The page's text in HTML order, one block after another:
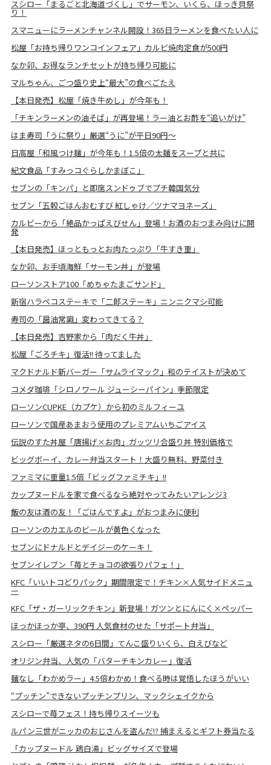
スシロー「まるごと北海道づくし」でサーモン、いくら、ほっき貝祭
り！
スマニューにラーメンチャンネル開設！365日ラーメンを食べたい人に
松屋「お持ち帰りワンコインフェア」カルビ焼肉定食が500円
なか卯、お得なランチセットが持ち帰り可能に
マルちゃん、ごつ盛り史上“最大”の食べごたえ
【本日発売】松屋「焼き牛めし」が今年も！
「チキンラーメンの油そば」が再登場！ラー油とお酢を“追いがけ”
はま寿司「うに祭り」厳選“うに”が平日90円～
日高屋「和風つけ麺」が今年も！1.5倍の太麺をスープと共に
紀文食品「すみっコぐらしかまぼこ」
セブンの「キンパ」と即席スンドゥブでプチ韓国気分
セブン「五穀ごはんおむすび 紅しゃけ／ツナマヨネーズ」
カルビーから「絶品かっぱえびせん」登場！お酒のおつまみ向けに開
発
【本日発売】ほっともっとお肉たっぷり「牛すき重」
なか卯、お手頃海鮮「サーモン丼」が登場
ローソンストア100「めちゃたまごサンド」
新宿ハラペコステーキで「二郎ステーキ」ニンニクマシ可能
寿司の「醤油常識」変わってきてる？
【本日発売】吉野家から「肉だく牛丼」
松屋「ごろチキ」復活!! 待ってました
マクドナルド新バーガー「サムライマック」和のテイストが決めて
コメダ珈琲「シロノワール ジューシーパイン」季節限定
ローソンCUPKE（カプケ）から初のミルフィーユ
ローソンで国産あまおう使用のプレミアムいちごアイス
伝説のすた丼屋「唐揚げ×お肉」ガッツリ合盛り丼 特別価格で
ビッグボーイ、カレー弁当スタート！大盛り無料、野菜付き
ファミマに重量1.5倍「ビッグファミチキ」!!
カップヌードルを家で食べるなら絶対やってみたいアレンジ3
飯の友は酒の友！「ごはんですよ」がおつまみに便利
ローソンのカエルのビールが黄色くなった
セブンにドナルドとデイジーのケーキ！
セブンイレブン「苺とチョコの欲張りパフェ！」
KFC「いいトコどりパック」期間限定で！チキン×人気サイドメニュ
ー
KFC「ザ・ガーリックチキン」新登場！ガツンとにんにく×ペッパー
ほっかほっか亭、390円 人気食材のせた「サポート弁当」
スシロー「厳選ネタの6日間」てんこ盛りいくら、白えびなど
オリジン弁当、人気の「バターチキンカレー」復活
麺なし「わかめラー」4.5倍わかめ！食べる時は覚悟したほうがいい
“プッチン”できないプッチンプリン、マックシェイクから
スシローで苺フェス！持ち帰りスイーツも
ルパン三世がニッカのおじさんを盗んだ!? 捕まえるとギフト券当たる
「カップヌードル 鶏白湯」ビッグサイズで登場